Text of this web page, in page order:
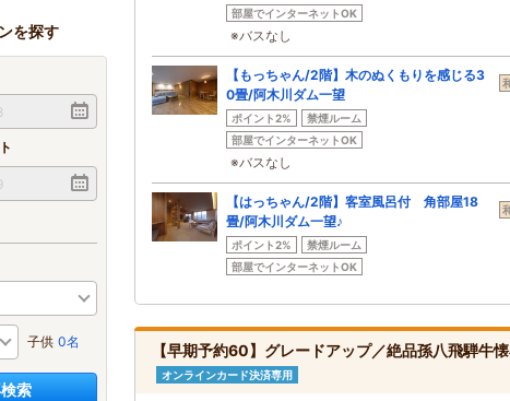
を探す
子供 0名
索
部屋でインターネットOK
※バスなし
【もっちゃん/2階】木のぬくもりを感じる3
0畳/阿木川ダム一望
ポイント2%
禁煙ルーム
部屋でインターネットOK
※バスなし
【はっちゃん/2階】客室風呂付 角部屋18
畳/阿木川ダム一望♪
ポイント2%
禁煙ルーム
部屋でインターネットOK
【早期予約60】グレードアップ／絶品孫八飛騨牛
オンラインカード決済専用